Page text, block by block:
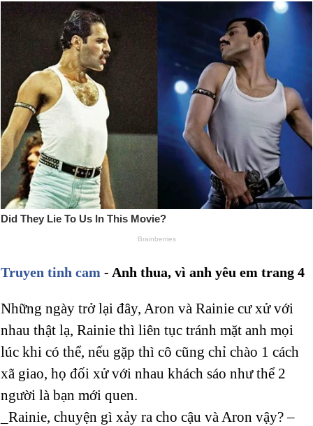
Truyen tinh cam - Anh thua, vì anh yêu em trang 4
Những ngày trở lại đây, Aron và Rainie cư xử với
nhau thật lạ, Rainie thì liên tục tránh mặt anh mọi
lúc khi có thể, nếu gặp thì cô cũng chỉ chào 1 cách
xã giao, họ đối xử với nhau khách sáo như thể 2
người là bạn mới quen.
_Rainie, chuyện gì xảy ra cho cậu và Aron vậy? –